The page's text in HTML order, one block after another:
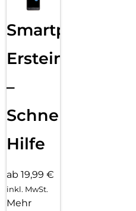
Smartphone
Ersteinrichtung
–
Schnelle
Hilfe
ab 19,99 €
inkl. MwSt.
Mehr